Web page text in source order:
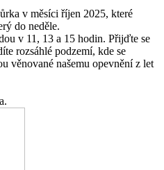
v měsíci říjen 2025, které
do neděle.
v 11, 13 a 15 hodin. Přijďte se
rozsáhlé podzemí, kde se
věnované našemu opevnění z let